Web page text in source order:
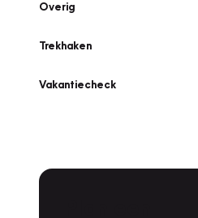
Overig
Trekhaken
Vakantiecheck